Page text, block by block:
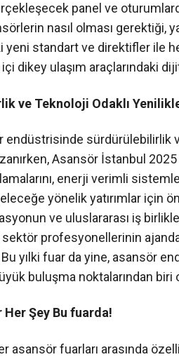
panel ve
nasıl olması gerektiği,
yeni standart ve direktifler ile
içi dikey ulaşım araçlarındaki
ve Teknoloji Odaklı
endüstrisinde sürdürülebilirlik
Asansör İstanbul
enerji verimli
yönelik yatırımlar için
ve uluslararası iş
profesyonellerinin
yılki fuar da yine, asansör
buluşma noktalarından biri
Her Şey Bu fuarda!
asansör fuarları arasında